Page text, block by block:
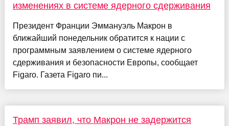
изменениях в системе ядерного сдерживания
Президент Франции Эммануэль Макрон в
ближайший понедельник обратится к нации с
программным заявлением о системе ядерного
сдерживания и безопасности Европы, сообщает
Figaro. Газета Figaro пи...
Трамп заявил, что Макрон не задержится